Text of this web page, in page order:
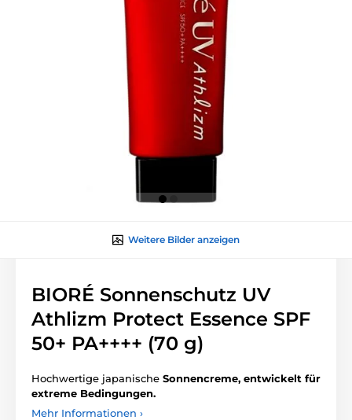
Weitere Bilder anzeigen
BIORÉ Sonnenschutz UV
Athlizm Protect Essence SPF
50+ PA++++ (70 g)
Hochwertige japanische Sonnencreme, entwickelt für
extreme Bedingungen.
Mehr Informationen ›